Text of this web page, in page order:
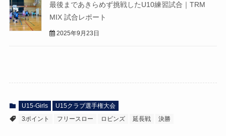
最後まであきらめず挑戦したU10練習試合｜TRM
MIX 試合レポート
2025年9月23日
U15-Girls
U15クラブ選手権大会
3ポイント
フリースロー ロビンズ 延長戦 決勝